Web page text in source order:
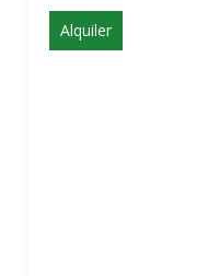
Alquiler